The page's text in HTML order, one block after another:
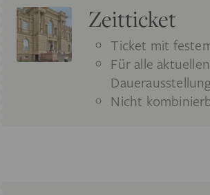
Zeitticket
Ticket mit
Für alle
Nicht